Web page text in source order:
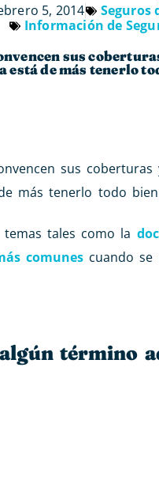
5, 2014
Seguros
Información de
sus
está de más tenerlo
sus
más tenerlo todo
tales como la
comunes cuando
término